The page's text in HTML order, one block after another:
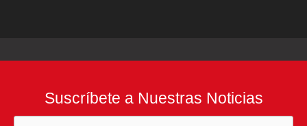
Suscríbete a Nuestras Noticias